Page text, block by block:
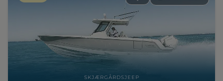
SKJÆRGÅRDSJEEP